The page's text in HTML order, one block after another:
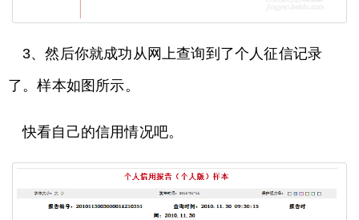
3、然后你就成功从网上查询到了个人征信记录
了。样本如图所示。
快看自己的信用情况吧。